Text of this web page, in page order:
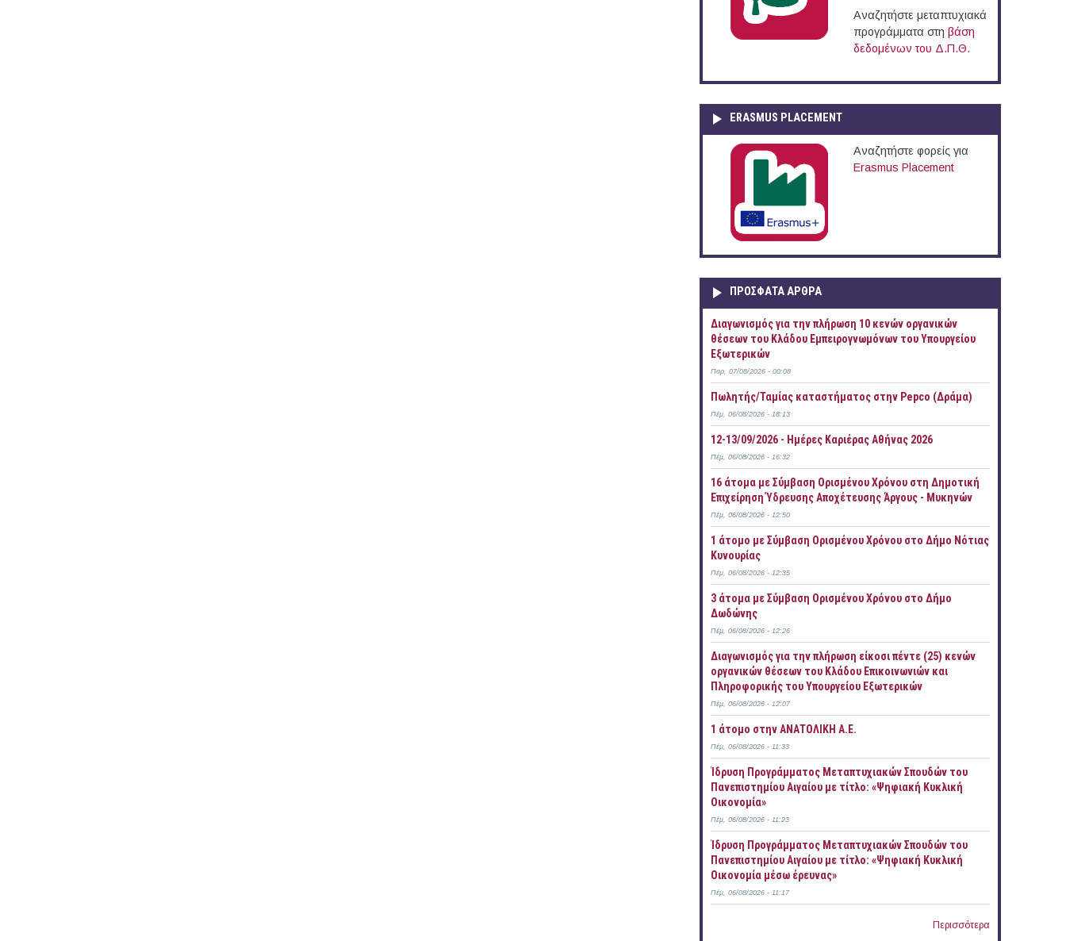
Αναζητήστε μεταπτυχιακά
προγράμματα στη βάση
δεδομένων του Δ.Π.Θ.
ERASMUS PLACEMENT
Αναζητήστε φορείς για
Erasmus Placement
ΠΡOΣΦΑΤΑ AΡΘΡΑ
Διαγωνισμός για την πλήρωση 10 κενών οργανικών
θέσεων του Κλάδου Εμπειρογνωμόνων του Υπουργείου
Εξωτερικών
Παρ, 07/08/2026 - 00:08
Πωλητής/Ταμίας καταστήματος στην Pepco (Δράμα)
Πέμ, 06/08/2026 - 18:13
12-13/09/2026 - Ημέρες Καριέρας Αθήνας 2026
Πέμ, 06/08/2026 - 16:32
16 άτομα με Σύμβαση Ορισμένου Χρόνου στη Δημοτική
Επιχείρηση Ύδρευσης Αποχέτευσης Άργους - Μυκηνών
Πέμ, 06/08/2026 - 12:50
1 άτομο με Σύμβαση Ορισμένου Χρόνου στο Δήμο Νότιας
Κυνουρίας
Πέμ, 06/08/2026 - 12:35
3 άτομα με Σύμβαση Ορισμένου Χρόνου στο Δήμο
Δωδώνης
Πέμ, 06/08/2026 - 12:26
Διαγωνισμός για την πλήρωση είκοσι πέντε (25) κενών
οργανικών θέσεων του Κλάδου Επικοινωνιών και
Πληροφορικής του Υπουργείου Εξωτερικών
Πέμ, 06/08/2026 - 12:07
1 άτομο στην ΑΝΑΤΟΛΙΚΗ Α.Ε.
Πέμ, 06/08/2026 - 11:33
Ίδρυση Προγράμματος Μεταπτυχιακών Σπουδών του
Πανεπιστημίου Αιγαίου με τίτλο: «Ψηφιακή Κυκλική
Οικονομία»
Πέμ, 06/08/2026 - 11:23
Ίδρυση Προγράμματος Μεταπτυχιακών Σπουδών του
Πανεπιστημίου Αιγαίου με τίτλο: «Ψηφιακή Κυκλική
Οικονομία μέσω έρευνας»
Πέμ, 06/08/2026 - 11:17
Περισσότερα